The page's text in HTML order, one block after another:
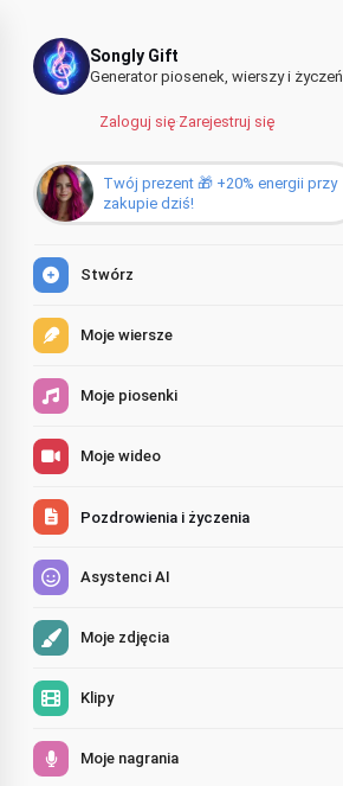
Songly Gift
Generator piosenek, wierszy i życzeń
Zaloguj się·Zarejestruj się
Twój prezent 🎁 +20% energii przy
zakupie dziś!
Stwórz
Moje wiersze
Moje piosenki
Moje wideo
Pozdrowienia i życzenia
Asystenci AI
Moje zdjęcia
Klipy
Moje nagrania